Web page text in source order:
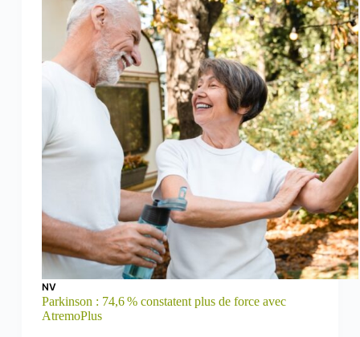
NV
Parkinson : 74,6 % constatent plus de force avec
AtremoPlus